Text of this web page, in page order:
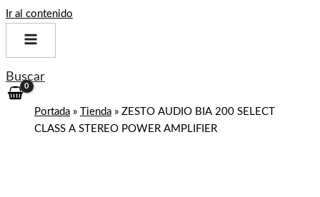
Ir al contenido
Buscar
Portada » Tienda » ZESTO AUDIO BIA 200 SELECT
CLASS A STEREO POWER AMPLIFIER